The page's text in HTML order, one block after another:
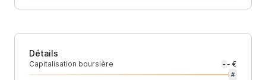
Détails
Capitalisation boursière - - €
#